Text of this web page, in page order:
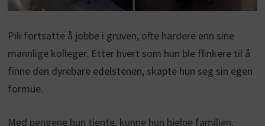
Pili fortsatte å jobbe i gruven, ofte hardere enn sine
mannlige kolleger. Etter hvert som hun ble flinkere til å
finne den dyrebare edelstenen, skapte hun seg sin egen
formue.
Med pengene hun tjente, kunne hun hjelpe familien,